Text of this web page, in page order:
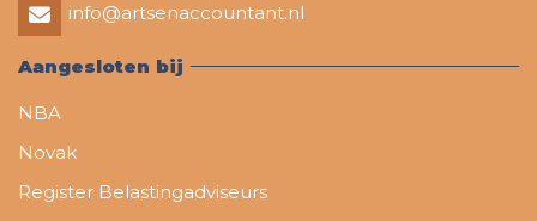
info@artsenaccountant.nl
Aangesloten bij
NBA
Novak
Register Belastingadviseurs